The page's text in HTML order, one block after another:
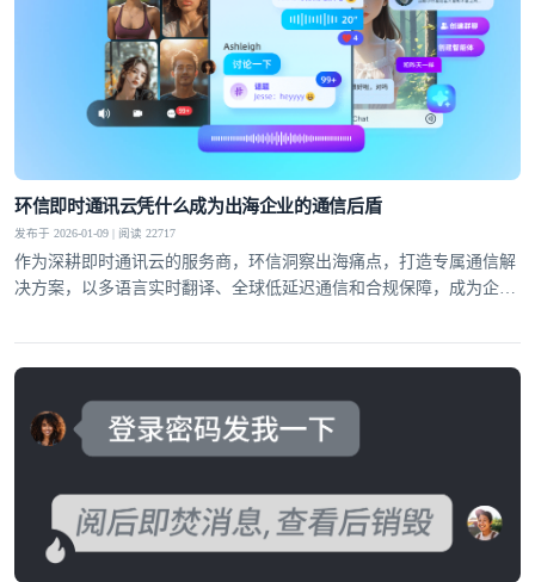
环信即时通讯云凭什么成为出海企业的通信后盾
发布于 2026-01-09 | 阅读 22717
作为深耕即时通讯云的服务商，环信洞察出海痛点，打造专属通信解
决方案，以多语言实时翻译、全球低延迟通信和合规保障，成为企业